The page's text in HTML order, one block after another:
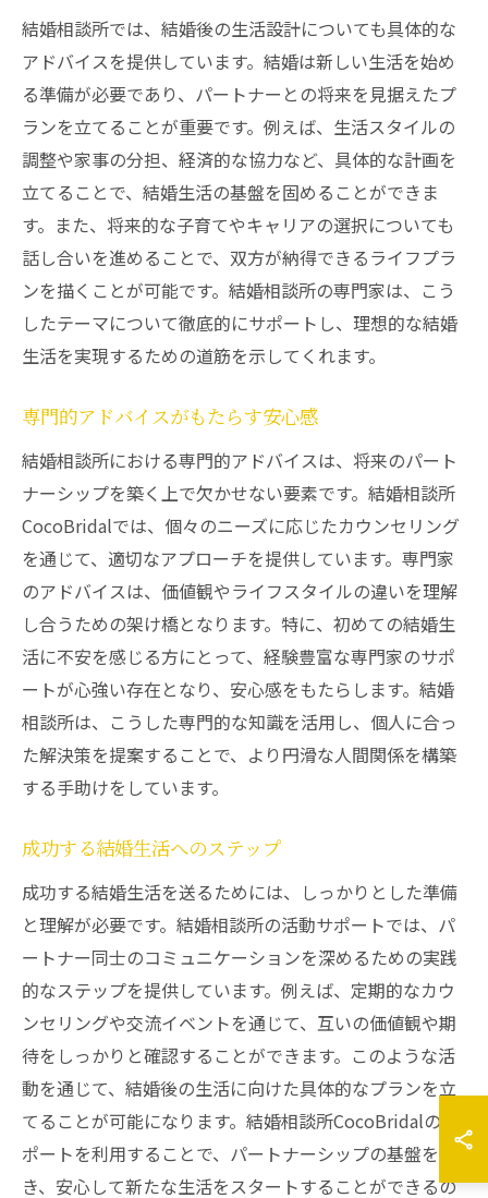
結婚相談所では、結婚後の生活設計についても具体的な
アドバイスを提供しています。結婚は新しい生活を始め
る準備が必要であり、パートナーとの将来を見据えたプ
ランを立てることが重要です。例えば、生活スタイルの
調整や家事の分担、経済的な協力など、具体的な計画を
立てることで、結婚生活の基盤を固めることができま
す。また、将来的な子育てやキャリアの選択についても
話し合いを進めることで、双方が納得できるライフプラ
ンを描くことが可能です。結婚相談所の専門家は、こう
したテーマについて徹底的にサポートし、理想的な結婚
生活を実現するための道筋を示してくれます。
専門的アドバイスがもたらす安心感
結婚相談所における専門的アドバイスは、将来のパート
ナーシップを築く上で欠かせない要素です。結婚相談所
CocoBridalでは、個々のニーズに応じたカウンセリング
を通じて、適切なアプローチを提供しています。専門家
のアドバイスは、価値観やライフスタイルの違いを理解
し合うための架け橋となります。特に、初めての結婚生
活に不安を感じる方にとって、経験豊富な専門家のサポ
ートが心強い存在となり、安心感をもたらします。結婚
相談所は、こうした専門的な知識を活用し、個人に合っ
た解決策を提案することで、より円滑な人間関係を構築
する手助けをしています。
成功する結婚生活へのステップ
成功する結婚生活を送るためには、しっかりとした準備
と理解が必要です。結婚相談所の活動サポートでは、パ
ートナー同士のコミュニケーションを深めるための実践
的なステップを提供しています。例えば、定期的なカウ
ンセリングや交流イベントを通じて、互いの価値観や期
待をしっかりと確認することができます。このような活
動を通じて、結婚後の生活に向けた具体的なプランを立
てることが可能になります。結婚相談所CocoBridalのサ
ポートを利用することで、パートナーシップの基盤を築
き、安心して新たな生活をスタートすることができるの